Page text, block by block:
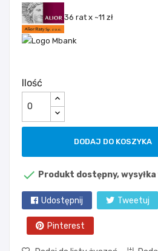
36 rat x ~11 zł
Ilość
DODAJ DO KOSZYKA
 Produkt dostępny,
Udostępnij Tweetuj
Pinterest